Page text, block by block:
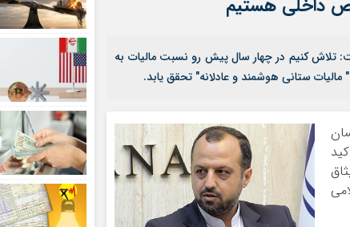
تلاش کنیم در چهار سال پیش رو نسبت مالیات به